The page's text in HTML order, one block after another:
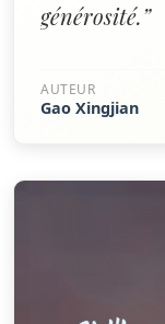
générosité.”
AUTEUR
Gao Xingjian